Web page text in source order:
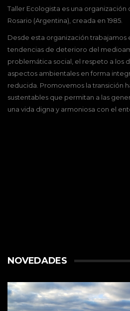
Taller Ecologista es una
Rosario (Argentina), creada en 1985.
Desde esta organización trabajamos
tendencias de deterioro del
problemática social, el respeto a los
aspectos ambientales en forma
reducida. Promovemos la transición
sustentables que permitan a las
una vida digna y armoniosa con el
NOVEDADES